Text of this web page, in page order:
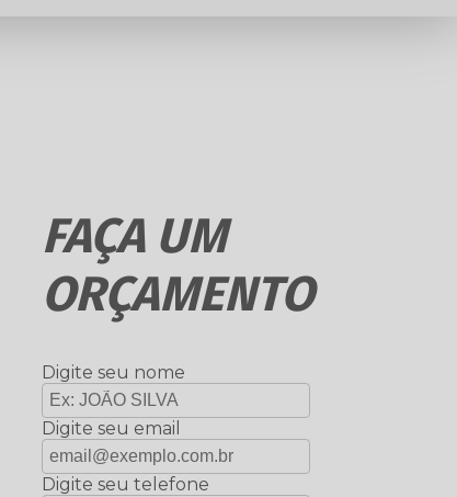
FAÇA UM
ORÇAMENTO
Digite seu nome
Digite seu email
Digite seu telefone